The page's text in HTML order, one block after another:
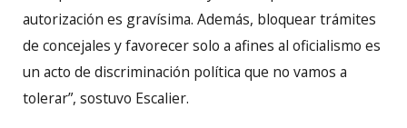
autorización es gravísima. Además, bloquear trámites
de concejales y favorecer solo a afines al oficialismo es
un acto de discriminación política que no vamos a
tolerar”, sostuvo Escalier.